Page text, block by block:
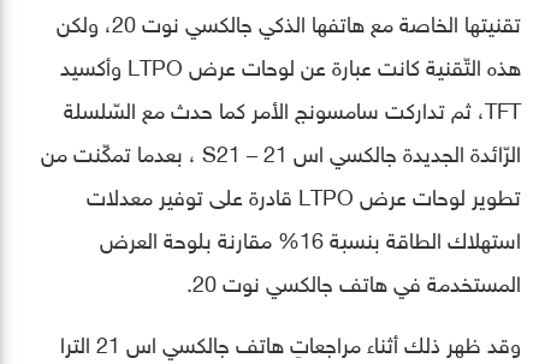
تقنيتها الخاصة مع هاتفها الذكي جالكسي نوت 20، ولكن
هذه التّقنية كانت عبارة عن لوحات عرض LTPO وأكسيد
TFT، ثم تداركت سامسونج الأمر كما حدث مع السّلسلة
الرّائدة الجديدة جالكسي اس 21 – S21 ، بعدما تمكّنت من
تطوير لوحات عرض LTPO قادرة على توفير معدلات
استهلاك الطاقة بنسبة 16% مقارنة بلوحة العرض
المستخدمة في هاتف جالكسي نوت 20.
وقد ظهر ذلك أثناء مراجعاتِ هاتف جالكسي اس 21 الترا